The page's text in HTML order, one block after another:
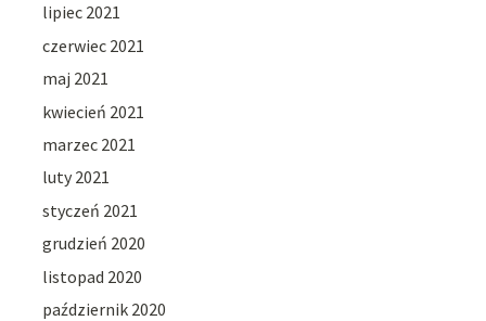
lipiec 2021
czerwiec 2021
maj 2021
kwiecień 2021
marzec 2021
luty 2021
styczeń 2021
grudzień 2020
listopad 2020
październik 2020